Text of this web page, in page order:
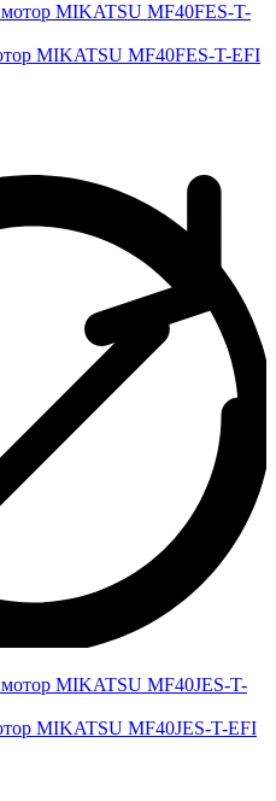
MIKATSU MF40FES-T-EFI
MIKATSU MF40JES-T-EFI